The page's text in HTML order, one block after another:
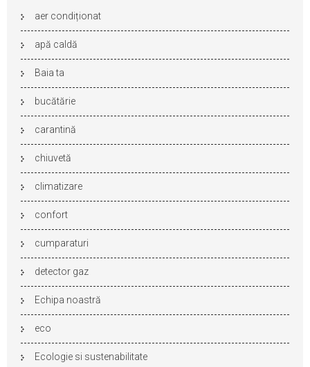
aer condiționat
apă caldă
Baia ta
bucătărie
carantină
chiuvetă
climatizare
confort
cumparaturi
detector gaz
Echipa noastră
eco
Ecologie si sustenabilitate